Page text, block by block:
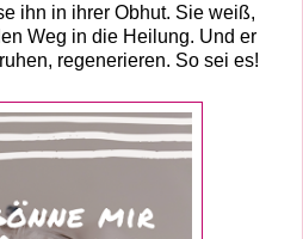
ihn in ihrer Obhut. Sie weiß,
Weg in die Heilung. Und er
regenerieren. So sei es!